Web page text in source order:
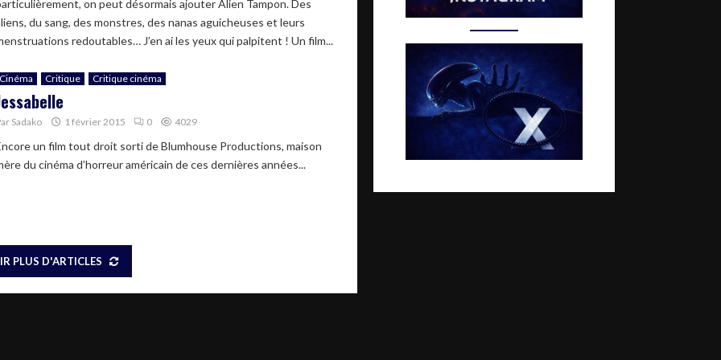
on peut désormais ajouter Alien Tampon. Des
du sang, des monstres, des nanas aguicheuses et leurs
redoutables… J’en ai les yeux qui palpitent ! Un film...
Cinéma Critique Critique cinéma
Sadako 1 février 2015 0 4029
un film tout droit sorti de Blumhouse Productions, maison
du cinéma d’horreur américain de ces dernières années...
PLUS D'ARTICLES